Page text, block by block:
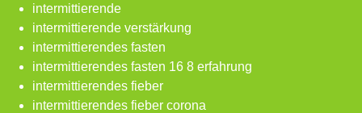
intermittierende
intermittierende verstärkung
intermittierendes fasten
intermittierendes fasten 16 8 erfahrung
intermittierendes fieber
intermittierendes fieber corona